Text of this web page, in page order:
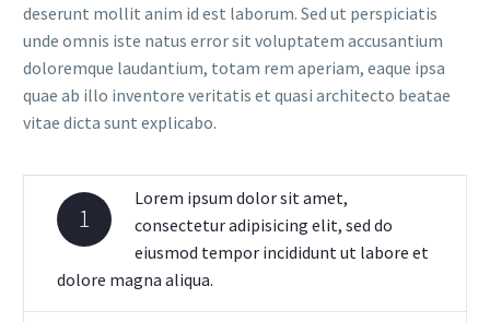
deserunt mollit anim id est laborum. Sed ut perspiciatis
unde omnis iste natus error sit voluptatem accusantium
doloremque laudantium, totam rem aperiam, eaque ipsa
quae ab illo inventore veritatis et quasi architecto beatae
vitae dicta sunt explicabo.
1
Lorem ipsum dolor sit amet,
consectetur adipisicing elit, sed do
eiusmod tempor incididunt ut labore et
dolore magna aliqua.